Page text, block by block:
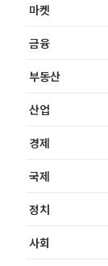
마켓
금융
부동산
산업
경제
국제
정치
사회